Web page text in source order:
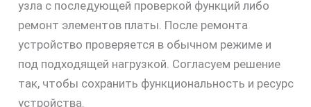
узла с последующей проверкой функций либо
ремонт элементов платы. После ремонта
устройство проверяется в обычном режиме и
под подходящей нагрузкой. Согласуем решение
так, чтобы сохранить функциональность и ресурс
устройства.